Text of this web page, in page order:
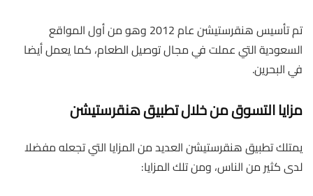
تم تأسيس هنقرستيشن عام 2012 وهو من أول المواقع
السعودية التي عملت في مجال توصيل الطعام، كما يعمل أيضا
في البحرين.
مزايا التسوق من خلال تطبيق هنقرستيشن
يمتلك تطبيق هنقرستيشن العديد من المزايا التي تجعله مفضلا
لدى كثير من الناس، ومن تلك المزايا: